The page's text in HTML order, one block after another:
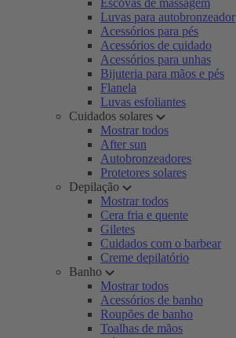
Escovas de massagem
Luvas para autobronzeador
Acessórios para pés
Acessórios de cuidado
Acessórios para unhas
Bijuteria para mãos e pés
Flanela
Luvas esfoliantes
Cuidados solares
Mostrar todos
After sun
Autobronzeadores
Protetores solares
Depilação
Mostrar todos
Cera fria e quente
Giletes
Cuidados com o barbear
Creme depilatório
Banho
Mostrar todos
Acessórios de banho
Roupões de banho
Toalhas de mãos